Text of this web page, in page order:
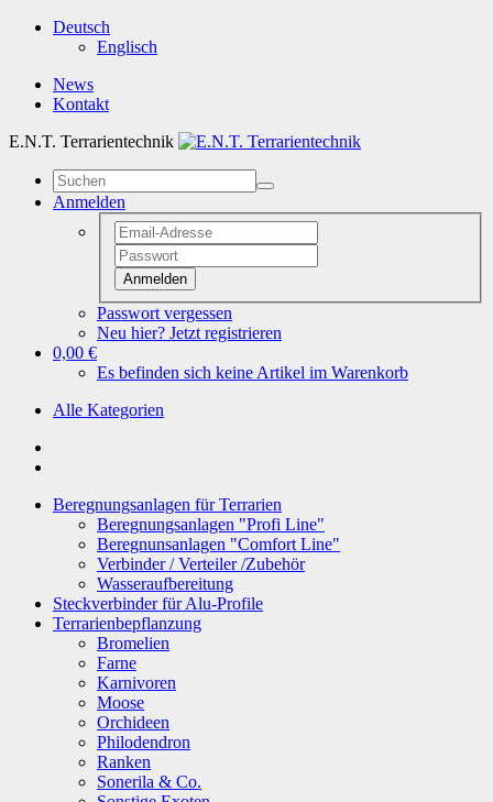
Deutsch
Englisch
News
Kontakt
E.N.T. Terrarientechnik
Anmelden
Anmelden
Passwort vergessen
Neu hier? Jetzt registrieren
0,00 €
Es befinden sich keine Artikel im Warenkorb
Alle Kategorien
Beregnungsanlagen für Terrarien
Beregnungsanlagen "Profi Line"
Beregnunsanlagen "Comfort Line"
Verbinder / Verteiler /Zubehör
Wasseraufbereitung
Steckverbinder für Alu-Profile
Terrarienbepflanzung
Bromelien
Farne
Karnivoren
Moose
Orchideen
Philodendron
Ranken
Sonerila & Co.